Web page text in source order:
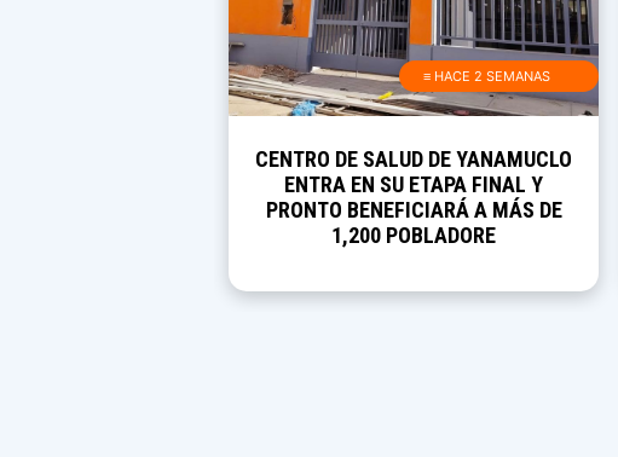
≡ HACE 2 SEMANAS
CENTRO DE SALUD DE YANAMUCLO
ENTRA EN SU ETAPA FINAL Y
PRONTO BENEFICIARÁ A MÁS DE
1,200 POBLADORE